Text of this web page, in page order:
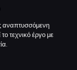
αναπτυσσόμενη
τεχνικό έργο με